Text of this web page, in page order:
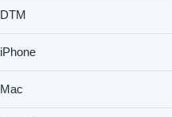
DTM
iPhone
Mac